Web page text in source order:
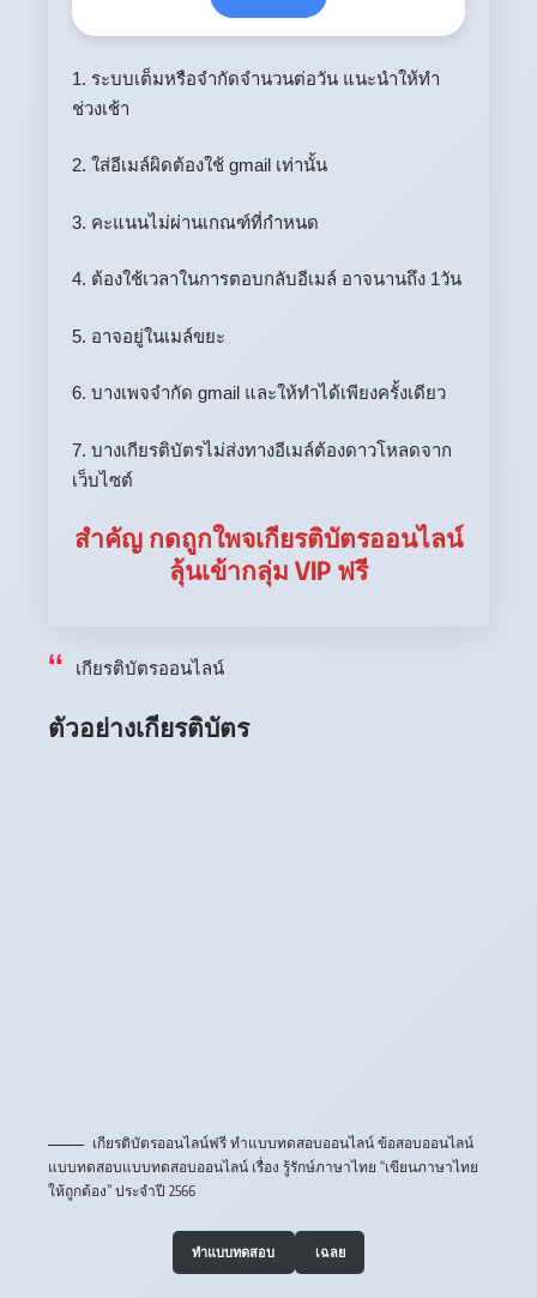
1. ระบบเต็มหรือจำกัดจำนวนต่อวัน แนะนำให้ทำ
ช่วงเช้า
2. ใส่อีเมล์ผิดต้องใช้ gmail เท่านั้น
3. คะแนนไม่ผ่านเกณฑ์ที่กำหนด
4. ต้องใช้เวลาในการตอบกลับอีเมล์ อาจนานถึง 1วัน
5. อาจอยู่ในเมล์ขยะ
6. บางเพจจำกัด gmail และให้ทำได้เพียงครั้งเดียว
7. บางเกียรติบัตรไม่ส่งทางอีเมล์ต้องดาวโหลดจาก
เว็บไซต์
สำคัญ กดถูกใพจเกียรติบัตรออนไลน์
ลุ้นเข้ากลุ่ม VIP ฟรี
เกียรติบัตรออนไลน์
ตัวอย่างเกียรติบัตร
เกียรติบัตรออนไลน์ฟรี ทำแบบทดสอบออนไลน์ ข้อสอบออนไลน์
แบบทดสอบแบบทดสอบออนไลน์ เรื่อง รู้รักษ์ภาษาไทย “เขียนภาษาไทย
ให้ถูกต้อง” ประจำปี 2566
ทำแบบทดสอบ เฉลย